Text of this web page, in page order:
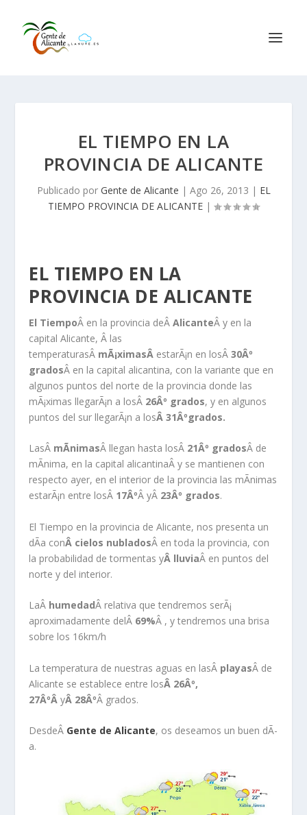
EL TIEMPO EN LA
PROVINCIA DE ALICANTE
Publicado por Gente de Alicante | Ago 26, 2013 | EL
TIEMPO PROVINCIA DE ALICANTE |
EL TIEMPO EN LA
PROVINCIA DE ALICANTE
El TiempoÂ en la provincia deÂAlicanteÂ y en la
capital Alicante, Â las
temperaturasÂ mÃ¡ximasÂ estarÃ¡n en losÂ30Âº
gradosÂ en la capital alicantina, con la variante que en
algunos puntos del norte de la provincia donde las
mÃ¡ximas llegarÃ¡n a losÂ 26Âº grados, y en algunos
puntos del sur llegarÃ¡n a losÂ 31Âºgrados.
LasÂ mÃ­nimasÂ llegan hasta losÂ 21Âº gradosÂ de
mÃ­nima, en la capital alicantinaÂ y se mantienen con
respecto ayer, en el interior de la provincia las mÃ­nimas
estarÃ¡n entre losÂ 17ÂºÂ yÂ 23Âº grados.
El Tiempo en la provincia de Alicante, nos presenta un
dÃ­a conÂ cielos nubladosÂ en toda la provincia, con
la probabilidad de tormentas yÂ lluviaÂ en puntos del
norte y del interior.
LaÂ humedadÂ relativa que tendremos serÃ¡
aproximadamente delÂ 69%Â , y tendremos una brisa
sobre los 16km/h
La temperatura de nuestras aguas en lasÂ playasÂ de
Alicante se establece entre losÂ 26Âº,
27ÂºÂyÂ 28ÂºÂ grados.
DesdeÂ Gente de Alicante, os deseamos un buen dÃ­
a.